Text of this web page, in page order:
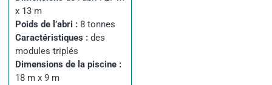
x 13 m
Poids de l’abri : 8 tonnes
Caractéristiques : des
modules triplés
Dimensions de la piscine :
18 m x 9 m